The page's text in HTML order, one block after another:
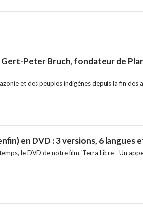
Peter Bruch, fondateur de
et des peuples indigènes depuis la fin des
en DVD : 3 versions, 6 langues
le DVD de notre film ‘Terra Libre - Un